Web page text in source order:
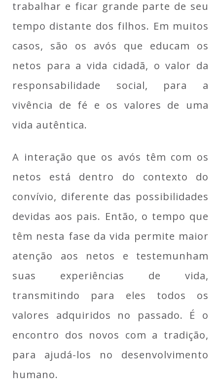
trabalhar e ficar grande parte de seu
tempo distante dos filhos. Em muitos
casos, são os avós que educam os
netos para a vida cidadã, o valor da
responsabilidade social, para a
vivência de fé e os valores de uma
vida autêntica.
A interação que os avós têm com os
netos está dentro do contexto do
convívio, diferente das possibilidades
devidas aos pais. Então, o tempo que
têm nesta fase da vida permite maior
atenção aos netos e testemunham
suas experiências de vida,
transmitindo para eles todos os
valores adquiridos no passado. É o
encontro dos novos com a tradição,
para ajudá-los no desenvolvimento
humano.